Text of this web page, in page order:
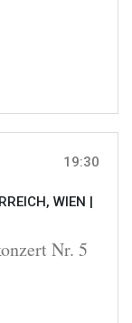
19:30
WIEN |
Nr. 5